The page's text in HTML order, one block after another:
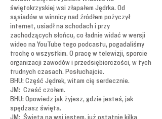
świętokrzyskiej wsi złapałem Jędrka. Od
sąsiadów w winnicy nad źródłem pożyczył
internet, usiadł na schodach i przy
zachodzących słońcu, co ładnie widać w wersji
wideo na YouTube tego podcastu, pogadaliśmy
trochę o wszystkim. O pracę w telewizji, sporcie
organizacji zawodów i przedsiębiorczości, w tych
trudnych czasach. Posłuchajcie.
BHU: Część Jędrek, witam cię serdecznie.
JM: Cześć czołem.
BHU: Opowiedz jak żyjesz, gdzie jesteś, jak
spędzasz święta.
JM: Święta na wsi jestem, już ostatnie kilka